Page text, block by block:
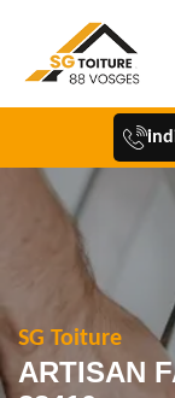
SG Toiture
ARTISAN